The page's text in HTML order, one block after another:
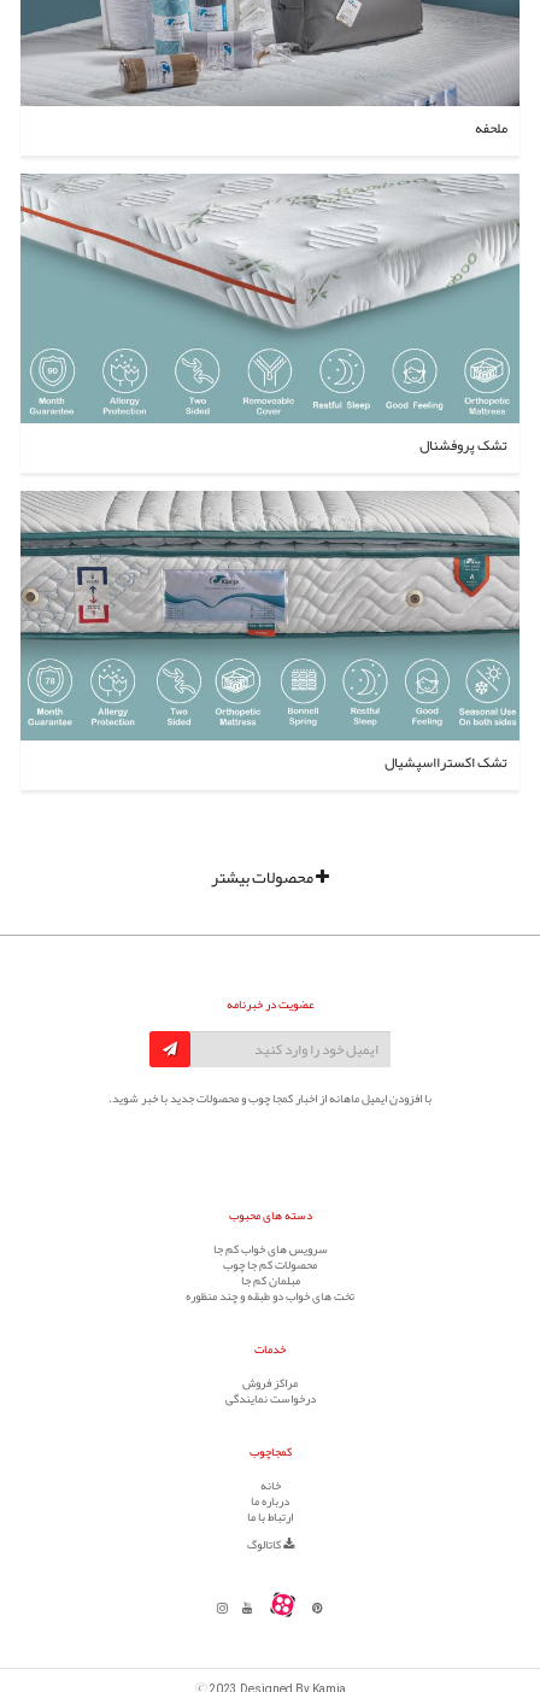
ملحفه
تشک پروفشنال
تشک اکسترااسپشیال
محصولات بیشتر
عضویت در خبرنامه
با افزودن ایمیل ماهانه از اخبار کمجا چوب و محصولات جدید با خبر شوید.
دسته های محبوب
سرویس های خواب کم جا
محصولات کم جا چوب
مبلمان کم جا
تخت های خواب دو طبقه و چند منظوره
خدمات
مراکز فروش
درخواست نمایندگی
کمجاچوب
خانه
درباره ما
ارتباط با ما
کاتالوگ